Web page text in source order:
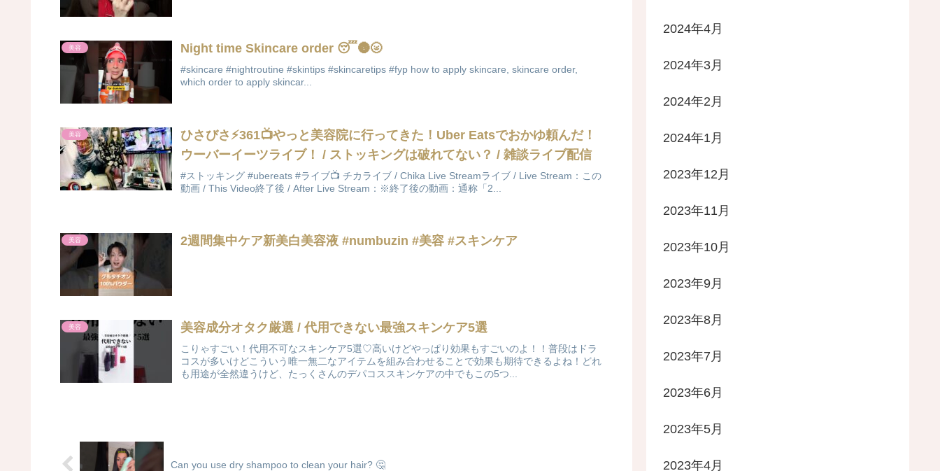
美容 Night time Skincare order 😴🌚🌝
#skincare #nightroutine #skintips #skincaretips #fyp how to apply skincare, skincare order,
which order to apply skincar...
美容
ひさびさ⚡361📺やっと美容院に行ってきた！Uber Eatsでおかゆ頼んだ！
ウーバーイーツライブ！ / ストッキングは破れてない？ / 雑談ライブ配信
#ストッキング #ubereats #ライブ📺 チカライブ / Chika Live Streamライブ / Live Stream：この
動画 / This Video終了後 / After Live Stream：※終了後の動画：通称「2...
美容 2週間集中ケア新美白美容液 #numbuzin #美容 #スキンケア
美容 美容成分オタク厳選 / 代用できない最強スキンケア5選
こりゃすごい！代用不可なスキンケア5選♡高いけどやっぱり効果もすごいのよ！！普段はドラ
コスが多いけどこういう唯一無二なアイテムを組み合わせることで効果も期待できるよね！どれ
も用途が全然違うけど、たっくさんのデパコススキンケアの中でもこの5つ...
Can you use dry shampoo to clean your hair? 🤔
2024年4月
2024年3月
2024年2月
2024年1月
2023年12月
2023年11月
2023年10月
2023年9月
2023年8月
2023年7月
2023年6月
2023年5月
2023年4月